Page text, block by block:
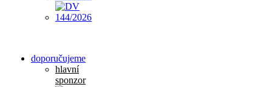
doporučujeme
hlavní
sponzor